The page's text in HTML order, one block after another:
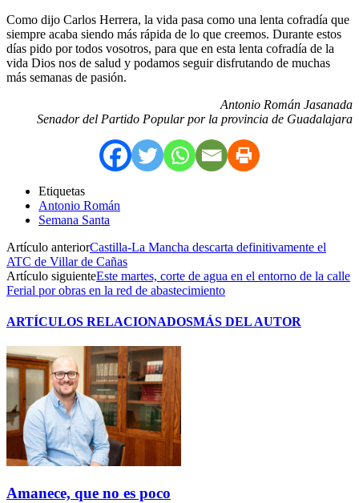
Como dijo Carlos Herrera, la vida pasa como una lenta cofradía que
siempre acaba siendo más rápida de lo que creemos. Durante estos
días pido por todos vosotros, para que en esta lenta cofradía de la
vida Dios nos de salud y podamos seguir disfrutando de muchas
más semanas de pasión.
Antonio Román Jasanada
Senador del Partido Popular por la provincia de Guadalajara
Etiquetas
Antonio Román
Semana Santa
Artículo anteriorCastilla-La Mancha descarta definitivamente el
ATC de Villar de Cañas
Artículo siguienteEste martes, corte de agua en el entorno de la calle
Ferial por obras en la red de abastecimiento
ARTÍCULOS RELACIONADOSMÁS DEL AUTOR
Amanece, que no es poco